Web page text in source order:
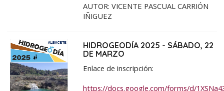
AUTOR: VICENTE PASCUAL CARRIÓN
IÑIGUEZ
HIDROGEODÍA 2025 - SÁBADO, 22
DE MARZO
Enlace de inscripción:
https://docs.google.com/forms/d/